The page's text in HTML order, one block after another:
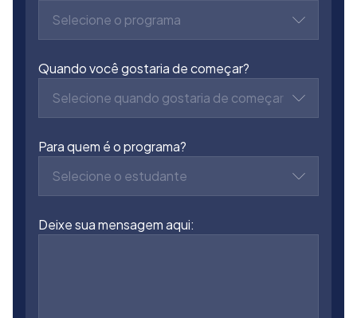
Selecione o programa
Quando você gostaria de começar?
Selecione quando gostaria de começar
Para quem é o programa?
Selecione o estudante
Deixe sua mensagem aqui: